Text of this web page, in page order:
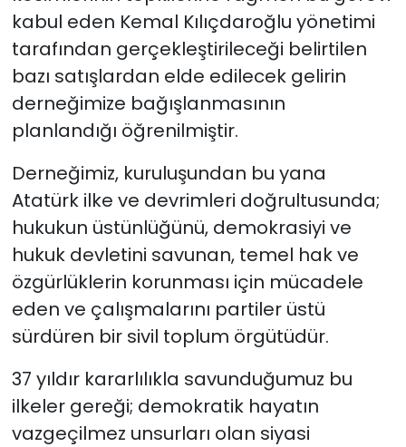
kabul eden Kemal Kılıçdaroğlu yönetimi
tarafından gerçekleştirileceği belirtilen
bazı satışlardan elde edilecek gelirin
derneğimize bağışlanmasının
planlandığı öğrenilmiştir.
Derneğimiz, kuruluşundan bu yana
Atatürk ilke ve devrimleri doğrultusunda;
hukukun üstünlüğünü, demokrasiyi ve
hukuk devletini savunan, temel hak ve
özgürlüklerin korunması için mücadele
eden ve çalışmalarını partiler üstü
sürdüren bir sivil toplum örgütüdür.
37 yıldır kararlılıkla savunduğumuz bu
ilkeler gereği; demokratik hayatın
vazgeçilmez unsurları olan siyasi